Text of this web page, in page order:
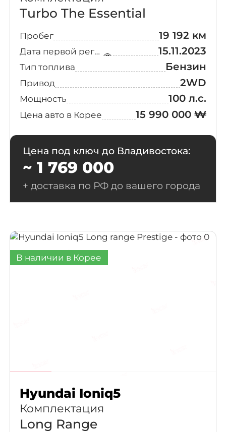
Turbo The Essential
Пробег 19 192 км
Дата первой регистрации 15.11.2023
Тип топлива Бензин
Привод 2WD
Мощность 100 л.с.
Цена авто в Корее 15 990 000 ₩
Цена под ключ до Владивостока:
~ 1 769 000
+ доставка по РФ до вашего города
В наличии в Корее
Hyundai Ioniq5
Комплектация
Long Range